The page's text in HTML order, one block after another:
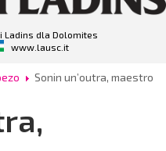
Ladins dla Dolomites
www.lausc.it
Sonin un’outra, maestro